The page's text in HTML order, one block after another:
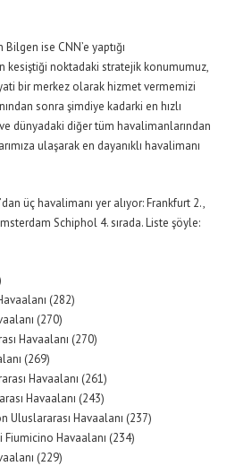
Bilgen ise CNN’e yaptığı
kesiştiği noktadaki stratejik konumumuz,
bir merkez olarak hizmet vermemizi
sonra şimdiye kadarki en hızlı
dünyadaki diğer tüm havalimanlarından
ulaşarak en dayanıklı havalimanı
üç havalimanı yer alıyor: Frankfurt 2.,
Schiphol 4. sırada. Liste şöyle:
(282)
(270)
Havaalanı (270)
(269)
Havaalanı (261)
Havaalanı (243)
Uluslararası Havaalanı (237)
Fiumicino Havaalanı (234)
(229)